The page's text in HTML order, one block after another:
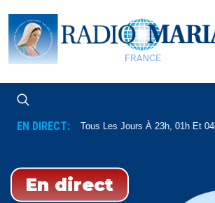
EN DIRECT:
Enseignement Tous Les Jours À 23h, 01h Et 04h
En direct